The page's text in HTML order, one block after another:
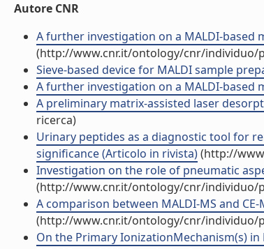
Autore CNR
A further investigation on a MALDI-
(http://www.cnr.it/ontology/cnr/individuo/
Sieve-based device for MALDI sample
A further investigation on a MALDI-
A preliminary matrix-assisted laser
ricerca)
Urinary peptides as a diagnostic tool for
significance (Articolo in rivista)(http://
Investigation on the role of pneumatic
(http://www.cnr.it/ontology/cnr/individuo/
A comparison between MALDI-MS and
(http://www.cnr.it/ontology/cnr/individuo/
On the Primary IonizationMechanism(s)